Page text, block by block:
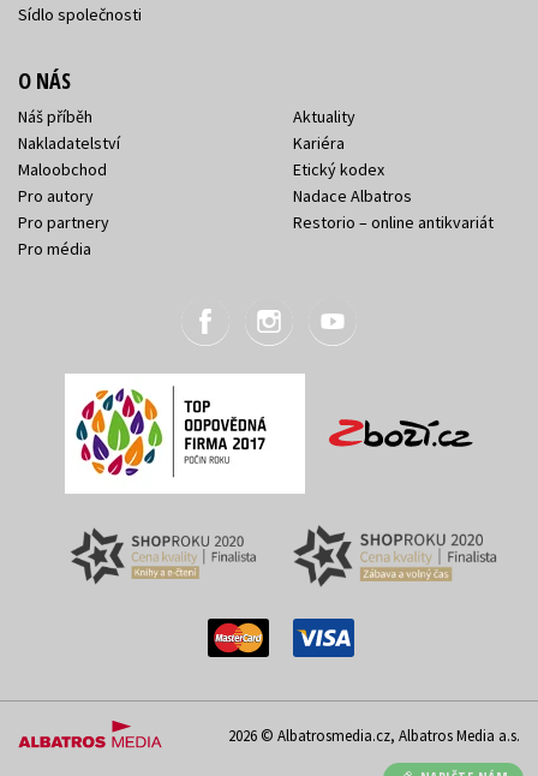
Sídlo společnosti
O NÁS
Náš příběh
Nakladatelství
Maloobchod
Pro autory
Pro partnery
Pro média
Aktuality
Kariéra
Etický kodex
Nadace Albatros
Restorio – online antikvariát
2026 © Albatrosmedia.cz, Albatros Media a.s.